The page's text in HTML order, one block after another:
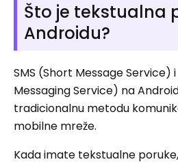
Što je tekstualna
Androidu?
SMS (Short Message Service)
Messaging Service) na
tradicionalnu metodu
mobilne mreže.
Kada imate tekstualne